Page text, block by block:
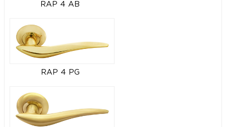
RAP 4 AB
RAP 4 PG